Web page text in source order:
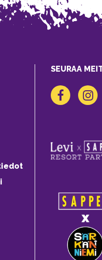
SEURAA